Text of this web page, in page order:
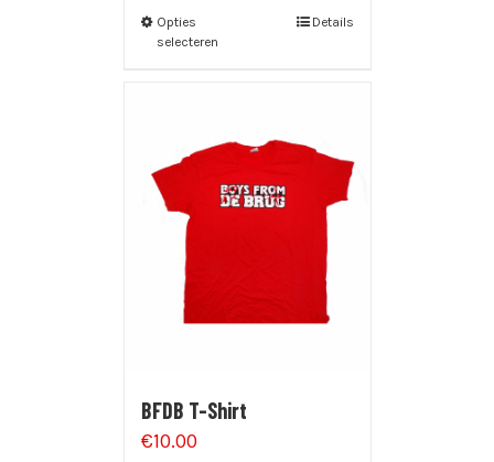
Opties
selecteren
Details
BFDB T-Shirt
€10.00